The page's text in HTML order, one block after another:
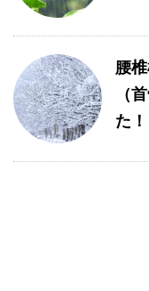
腰
（
た